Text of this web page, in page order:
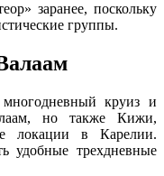
заранее, поскольку
группы.
круиз и
но также Кижи,
локации в Карелии.
удобные трехдневные